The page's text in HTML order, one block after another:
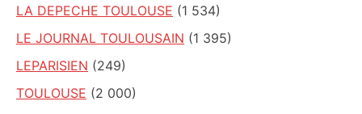
LA DEPECHE TOULOUSE (1 534)
LE JOURNAL TOULOUSAIN (1 395)
LEPARISIEN (249)
TOULOUSE (2 000)